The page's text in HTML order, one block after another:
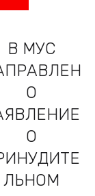
В МУС
О
О
ЛЬНОМ